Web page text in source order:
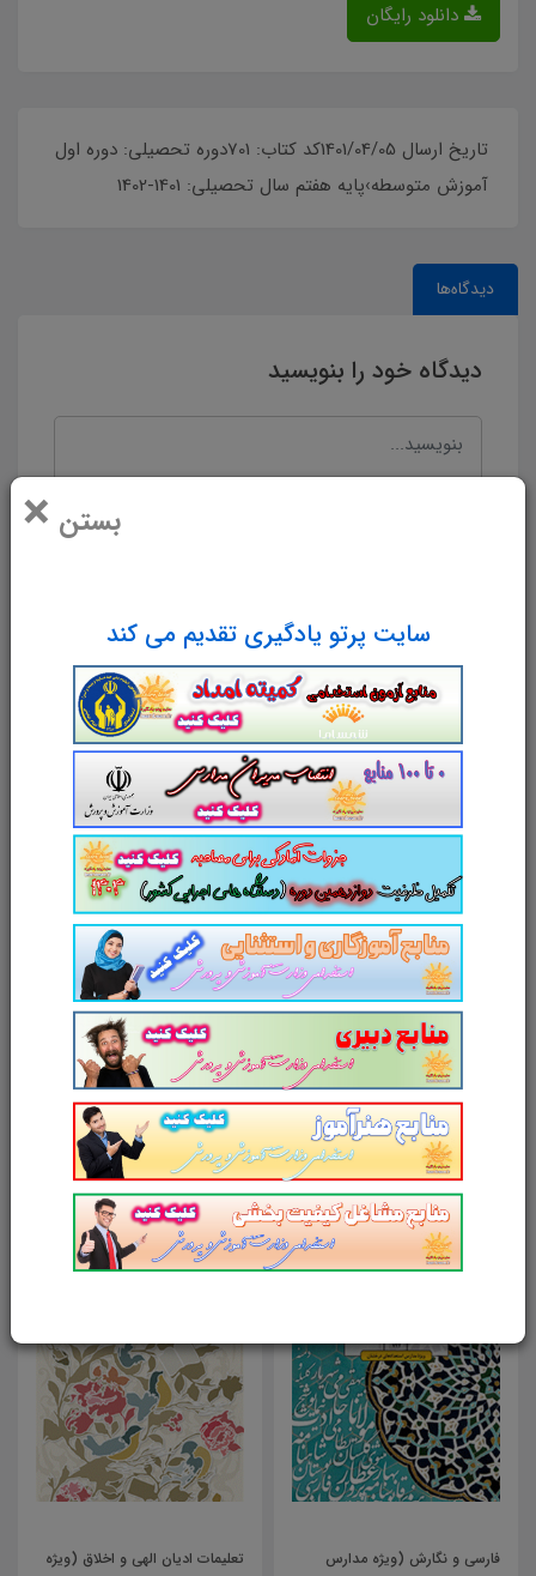
بستن ×
سایت پرتو یادگیری تقدیم می کند
دانلود رایگان
تاریخ ارسال 1401/04/05کد کتاب: 701دوره تحصیلی: دوره اول
آموزش متوسطه›پایه هفتم سال تحصیلی: 1401-1402
دیدگاه‌ها
دیدگاه خود را بنویسید
نام و نام خانوادگی
پست الکترونیک
آدرس وب‌سایت
امتیاز شما به محصول
ارسال دیدگاه انصراف
محصولات مرتبط
و نگارش (ویژه مدارس
تعلیمات ادیان الهی و اخلاق (ویژه